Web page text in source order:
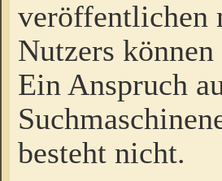
veröffentlichen
Nutzers
Ein Anspruch
besteht nicht.